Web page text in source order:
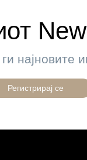
најновите
Регистрирај се